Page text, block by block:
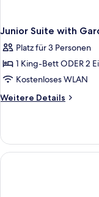
Junior Suite with
Platz für 3 Personen
1 King-Bett ODER 2
Kostenloses WLAN
Weitere Details
Weitere
Suite
with
Garden